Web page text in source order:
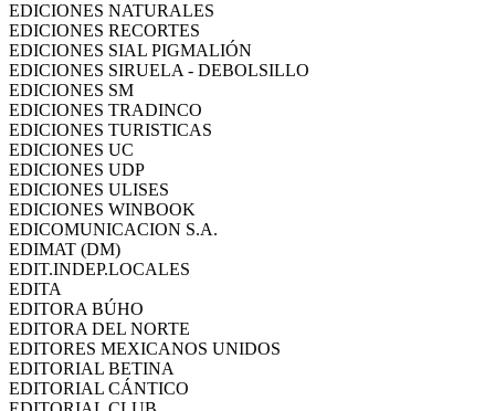
EDICIONES NATURALES
EDICIONES RECORTES
EDICIONES SIAL PIGMALIÓN
EDICIONES SIRUELA - DEBOLSILLO
EDICIONES SM
EDICIONES TRADINCO
EDICIONES TURISTICAS
EDICIONES UC
EDICIONES UDP
EDICIONES ULISES
EDICIONES WINBOOK
EDICOMUNICACION S.A.
EDIMAT (DM)
EDIT.INDEP.LOCALES
EDITA
EDITORA BÚHO
EDITORA DEL NORTE
EDITORES MEXICANOS UNIDOS
EDITORIAL BETINA
EDITORIAL CÁNTICO